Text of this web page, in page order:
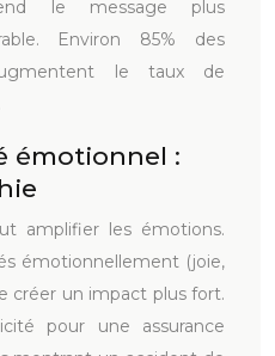
le message plus
Environ 85% des
le taux de
émotionnel :
amplifier les émotions.
émotionnellement (joie,
créer un impact plus fort.
pour une assurance